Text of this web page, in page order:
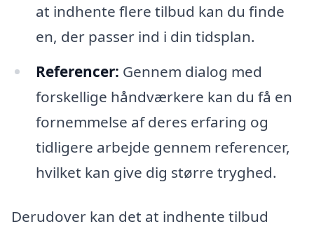
at indhente flere tilbud kan du finde
en, der passer ind i din tidsplan.
Referencer: Gennem dialog med
forskellige håndværkere kan du få en
fornemmelse af deres erfaring og
tidligere arbejde gennem referencer,
hvilket kan give dig større tryghed.
Derudover kan det at indhente tilbud